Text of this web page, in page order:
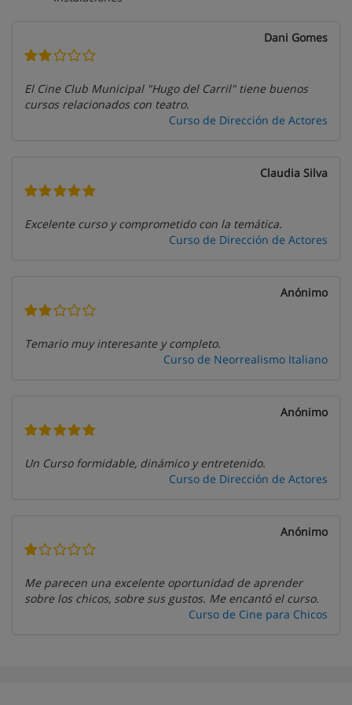
Dani Gomes
El Cine Club Municipal "Hugo del Carril" tiene buenos
cursos relacionados con teatro.
Curso de Dirección de Actores
Claudia Silva
Excelente curso y comprometido con la temática.
Curso de Dirección de Actores
Anónimo
Temario muy interesante y completo.
Curso de Neorrealismo Italiano
Anónimo
Un Curso formidable, dinámico y entretenido.
Curso de Dirección de Actores
Anónimo
Me parecen una excelente oportunidad de aprender
sobre los chicos, sobre sus gustos. Me encantó el curso.
Curso de Cine para Chicos